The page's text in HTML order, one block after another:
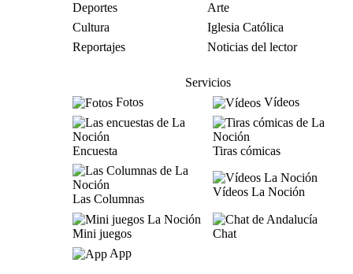
Deportes
Arte
Cultura
Iglesia Católica
Reportajes
Noticias del lector
Servicios
Fotos
Vídeos
Encuesta Tiras cómicas
Las Columnas
Vídeos La Noción
Mini juegos
Chat
App